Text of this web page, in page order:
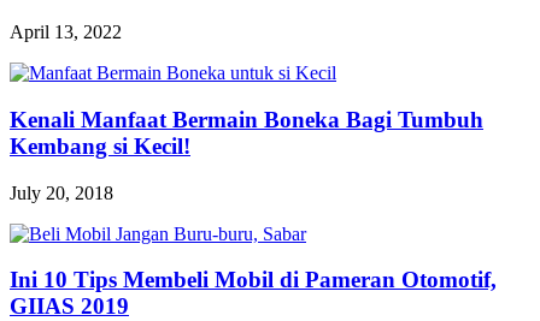
April 13, 2022
Kenali Manfaat Bermain Boneka Bagi Tumbuh
Kembang si Kecil!
July 20, 2018
Ini 10 Tips Membeli Mobil di Pameran Otomotif,
GIIAS 2019